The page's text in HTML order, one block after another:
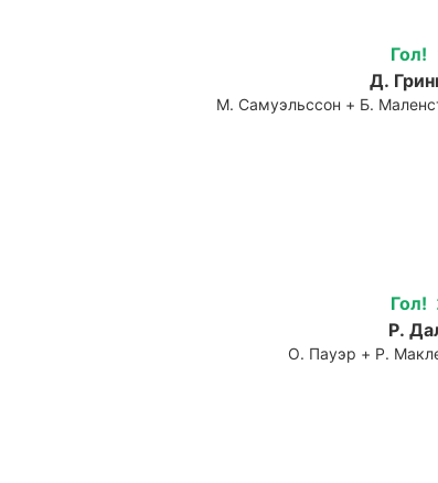
Гол!
Д.
М. Самуэльссон + Б.
Гол!
Р.
О. Пауэр + Р.